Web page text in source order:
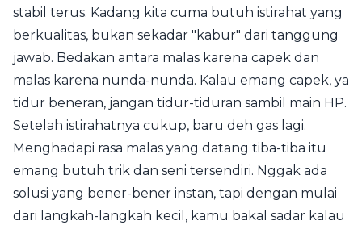
stabil terus. Kadang kita cuma butuh istirahat yang
berkualitas, bukan sekadar "kabur" dari tanggung
jawab. Bedakan antara malas karena capek dan
malas karena nunda-nunda. Kalau emang capek, ya
tidur beneran, jangan tidur-tiduran sambil main HP.
Setelah istirahatnya cukup, baru deh gas lagi.
Menghadapi rasa malas yang datang tiba-tiba itu
emang butuh trik dan seni tersendiri. Nggak ada
solusi yang bener-bener instan, tapi dengan mulai
dari langkah-langkah kecil, kamu bakal sadar kalau